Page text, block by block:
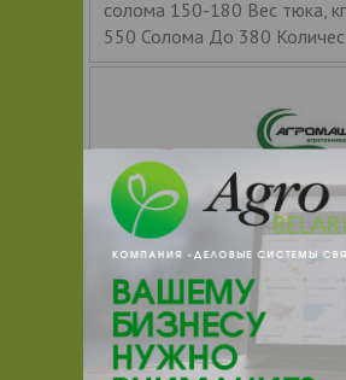
солома 150-180 Вес тюка,
550 Солома До 380
Пресс рулонный DIAVEL
Цена по
+ 375
елефоны